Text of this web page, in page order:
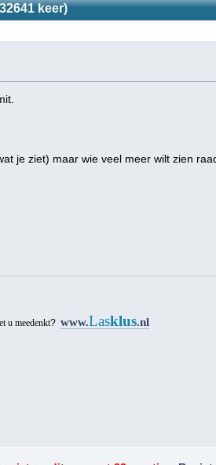
keer)
je ziet) maar wie veel meer wilt zien
u meedenkt? www.Lasklus.nl